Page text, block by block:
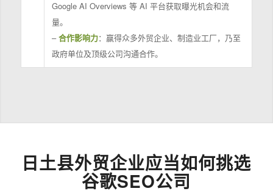
Google AI Overviews 等 AI 平台获取曝光机会和流
量。
–合作影响力：赢得众多外贸企业、制造业工厂，乃至
政府单位及顶级公司沟通合作。
日土县外贸企业应当如何挑选
谷歌SEO公司